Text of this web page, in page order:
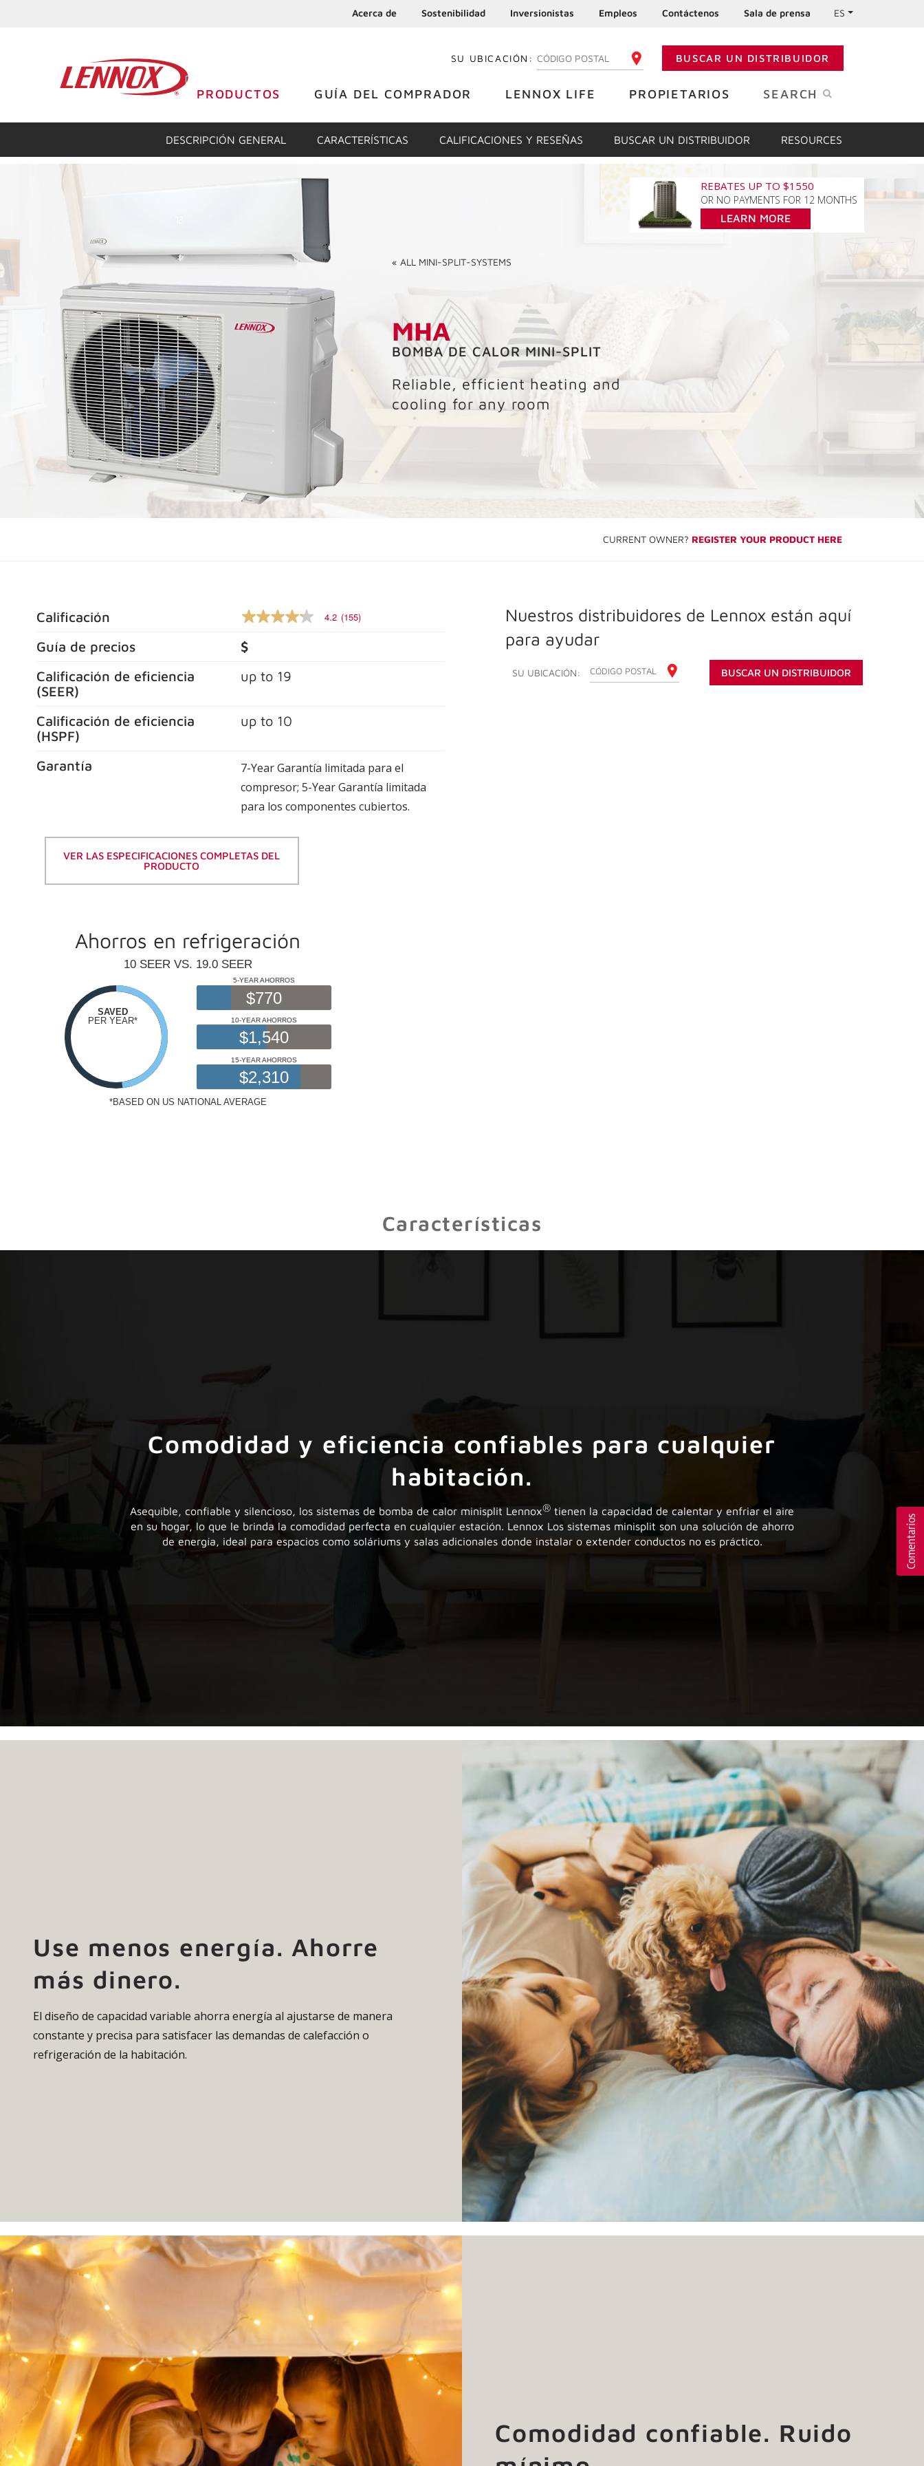
Acerca de Sostenibilidad Inversionistas Empleos Contáctenos Sala de prensa ES
SU UBICACIÓN: INGRESE SU CÓDIGO POSTAL BUSCAR UN DISTRIBUIDOR
PRODUCTOS GUÍA DEL COMPRADOR LENNOX LIFE PROPIETARIOS SEARCH
DESCRIPCIÓN GENERAL CARACTERÍSTICAS CALIFICACIONES Y RESEÑAS BUSCAR UN DISTRIBUIDOR RESOURCES
« ALL MINI-SPLIT-SYSTEMS
MHA
BOMBA DE CALOR MINI-SPLIT
Reliable, efficient heating and
cooling for any room
REBATES UP TO $1550
OR NO PAYMENTS FOR 12 MONTHS
LEARN MORE
CURRENT OWNER? REGISTER YOUR PRODUCT HERE
Calificación
4.2
5
estrellas,
de
calificación
las
reseñas
El
mismo
enlace
la
4.2 (155)
Guía de precios
$
Calificación de eficiencia
(SEER)
up to 19
Calificación de eficiencia
(HSPF)
up to 10
Garantía
7-Year Garantía limitada para el
compresor; 5-Year Garantía limitada
para los componentes cubiertos.
VER LAS ESPECIFICACIONES COMPLETAS DEL
PRODUCTO
Ahorros en refrigeración
Nuestros distribuidores de Lennox están aquí
para ayudar
SU UBICACIÓN: INGRESE SU CÓDIGO POSTAL BUSCAR UN DISTRIBUIDOR
Características
Comodidad y eficiencia confiables para cualquier
habitación.
Asequible, confiable y silencioso, los sistemas de bomba de calor minisplit Lennox® tienen la capacidad de calentar y enfriar el aire
en su hogar, lo que le brinda la comodidad perfecta en cualquier estación. Lennox Los sistemas minisplit son una solución de ahorro
de energía, ideal para espacios como soláriums y salas adicionales donde instalar o extender conductos no es práctico.
Use menos energía. Ahorre
más dinero.
El diseño de capacidad variable ahorra energía al ajustarse de manera
constante y precisa para satisfacer las demandas de calefacción o
refrigeración de la habitación.
Comodidad confiable. Ruido